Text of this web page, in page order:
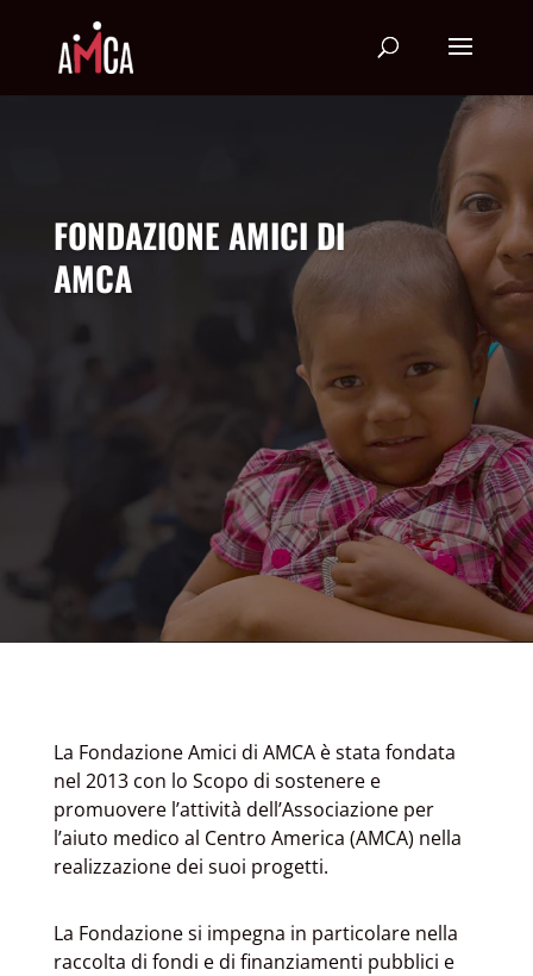
FONDAZIONE AMICI DI
AMCA
La Fondazione Amici di AMCA è stata fondata
nel 2013 con lo Scopo di sostenere e
promuovere l’attività dell’Associazione per
l’aiuto medico al Centro America (AMCA) nella
realizzazione dei suoi progetti.
La Fondazione si impegna in particolare nella
raccolta di fondi e di finanziamenti pubblici e